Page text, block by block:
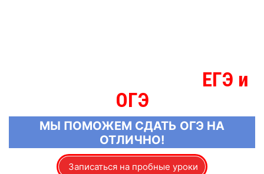
ЕГЭ и
ОГЭ
МЫ ПОМОЖЕМ СДАТЬ ОГЭ НА
ОТЛИЧНО!
Записаться на пробные уроки